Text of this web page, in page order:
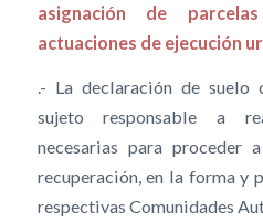
asignación de
actuaciones de ejecución
.- La declaración de suelo
sujeto responsable a
necesarias para proceder
recuperación, en la forma y
respectivas Comunidades